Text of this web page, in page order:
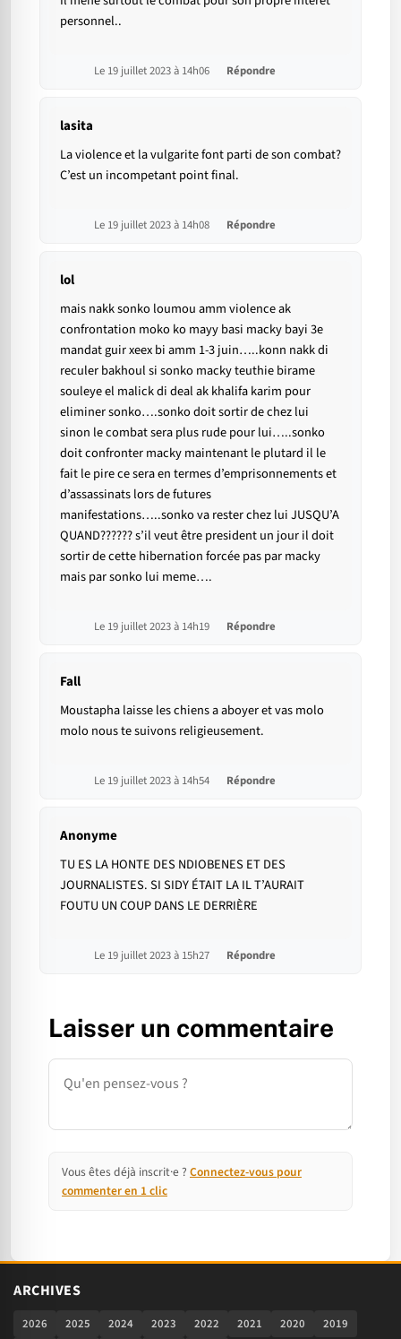
personnel..
Le 19 juillet 2023 à 14h06 Répondre
lasita
La violence et la vulgarite font parti de son combat?
C’est un incompetant point final.
Le 19 juillet 2023 à 14h08 Répondre
lol
mais nakk sonko loumou amm violence ak
confrontation moko ko mayy basi macky bayi 3e
mandat guir xeex bi amm 1-3 juin…..konn nakk di
reculer bakhoul si sonko macky teuthie birame
souleye el malick di deal ak khalifa karim pour
eliminer sonko….sonko doit sortir de chez lui
sinon le combat sera plus rude pour lui…..sonko
doit confronter macky maintenant le plutard il le
fait le pire ce sera en termes d’emprisonnements et
d’assassinats lors de futures
manifestations…..sonko va rester chez lui JUSQU’A
QUAND?????? s’il veut être president un jour il doit
sortir de cette hibernation forcée pas par macky
mais par sonko lui meme….
Le 19 juillet 2023 à 14h19 Répondre
Fall
Moustapha laisse les chiens a aboyer et vas molo
molo nous te suivons religieusement.
Le 19 juillet 2023 à 14h54 Répondre
Anonyme
TU ES LA HONTE DES NDIOBENES ET DES
JOURNALISTES. SI SIDY ÉTAIT LA IL T’AURAIT
FOUTU UN COUP DANS LE DERRIÈRE
Le 19 juillet 2023 à 15h27 Répondre
Laisser un commentaire
Commentaire
Vous êtes déjà inscrit·e ? Connectez-vous pour
commenter en 1 clic
ARCHIVES
2026 2025 2024 2023 2022 2021 2020
2019